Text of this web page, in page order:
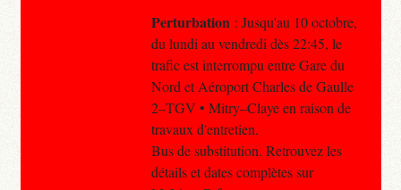
Perturbation : Jusqu'au 10 octobre,
du lundi au vendredi dès 22:45, le
trafic est interrompu entre Gare du
Nord et Aéroport Charles de Gaulle
2–TGV • Mitry–Claye en raison de
travaux d'entretien.
Bus de substitution. Retrouvez les
détails et dates complètes sur